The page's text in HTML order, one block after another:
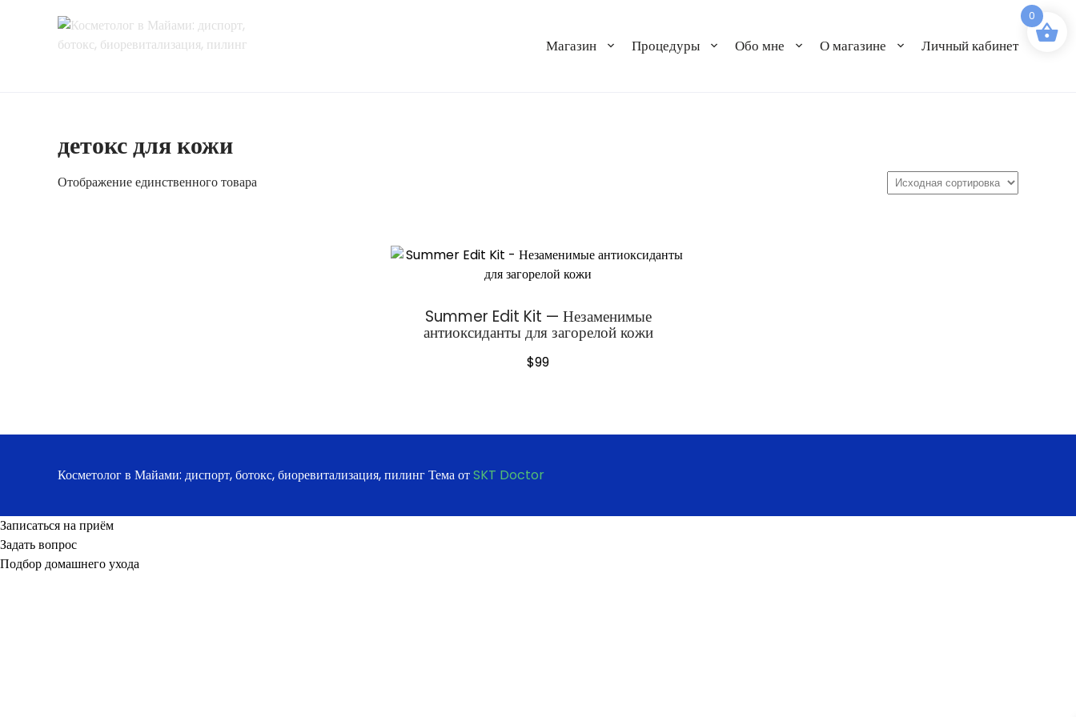
содержимому
Магазин Процедуры Обо мне О магазине Личный кабинет
детокс для кожи
Отображение единственного товара
Summer Edit Kit — Незаменимые
антиоксиданты для загорелой кожи
$99
Косметолог в Майами: диспорт, ботокс, биоревитализация, пилинг Тема отSKT Doctor
0
Записаться на приём
Задать вопрос
Подбор домашнего ухода